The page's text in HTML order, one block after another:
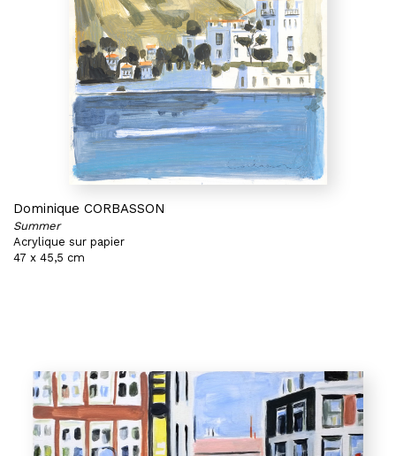
Dominique CORBASSON
Summer
Acrylique sur papier
47 x 45,5 cm